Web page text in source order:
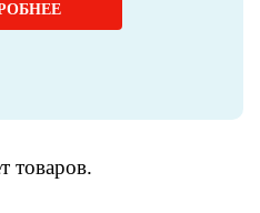
товаров.